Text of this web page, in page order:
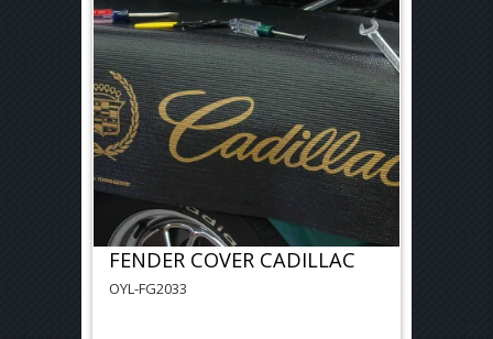
FENDER COVER CADILLAC
OYL-FG2033